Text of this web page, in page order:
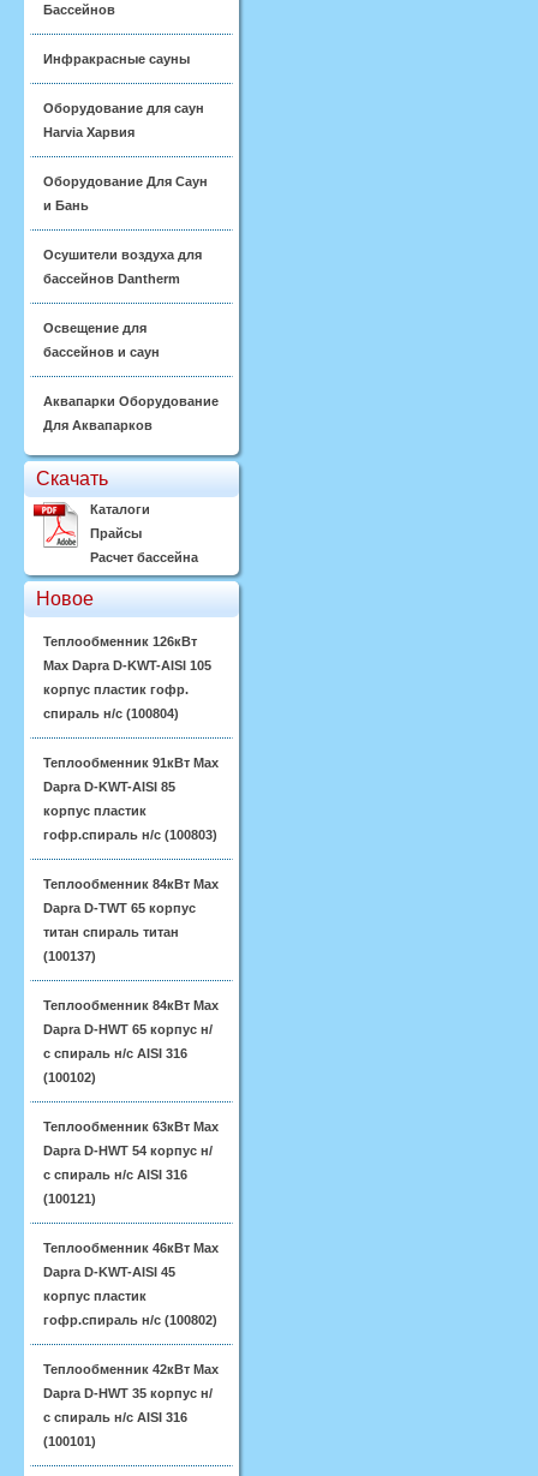
Бассейнов
Инфракрасные сауны
Оборудование для саун
Harvia Харвия
Оборудование Для Саун
и Бань
Осушители воздуха для
бассейнов Dantherm
Освещение для
бассейнов и саун
Аквапарки Оборудование
Для Аквапарков
Скачать
Каталоги
Прайсы
Расчет бассейна
Новое
Теплообменник 126кВт
Max Dapra D-KWT-AISI 105
корпус пластик гофр.
спираль н/с (100804)
Теплообменник 91кВт Max
Dapra D-KWT-AISI 85
корпус пластик
гофр.спираль н/с (100803)
Теплообменник 84кВт Max
Dapra D-TWT 65 корпус
титан спираль титан
(100137)
Теплообменник 84кВт Max
Dapra D-HWT 65 корпус н/
с спираль н/с AISI 316
(100102)
Теплообменник 63кВт Max
Dapra D-HWT 54 корпус н/
с спираль н/с AISI 316
(100121)
Теплообменник 46кВт Max
Dapra D-KWT-AISI 45
корпус пластик
гофр.спираль н/с (100802)
Теплообменник 42кВт Max
Dapra D-HWT 35 корпус н/
с спираль н/с AISI 316
(100101)